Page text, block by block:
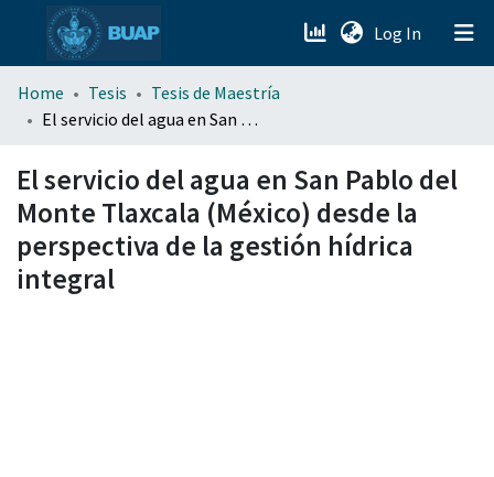
Log In (current)
menu.section.about_menu
Home Tesis
Tesis de Maestría
El servicio del agua en San Pablo del Monte Tlaxcala (México) desde la perspectiva de la gestión hídrica integral
El servicio del agua en San Pablo del
Monte Tlaxcala (México) desde la
perspectiva de la gestión hídrica
integral